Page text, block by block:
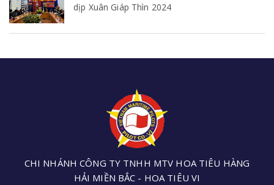
dịp Xuân Giáp Thìn 2024
CHI NHÁNH CÔNG TY TNHH MTV HOA TIÊU HÀNG
HẢI MIỀN BẮC - HOA TIÊU VI